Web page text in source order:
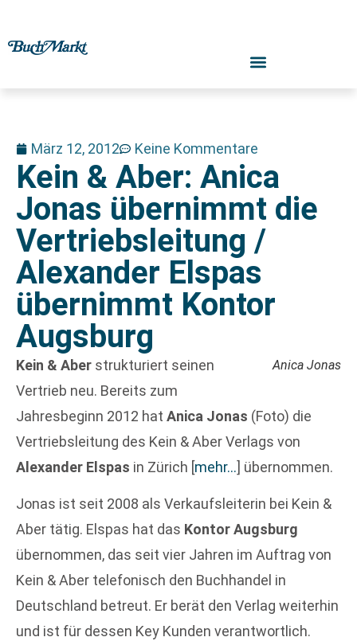
März 12, 2012 Keine Kommentare
Kein & Aber: Anica
Jonas übernimmt die
Vertriebsleitung /
Alexander Elspas
übernimmt Kontor
Augsburg
Anica Jonas
Kein & Aber strukturiert seinen
Vertrieb neu. Bereits zum
Jahresbeginn 2012 hat Anica Jonas (Foto) die
Vertriebsleitung des Kein & Aber Verlags von
Alexander Elspas in Zürich [mehr…] übernommen.
Jonas ist seit 2008 als Verkaufsleiterin bei Kein &
Aber tätig. Elspas hat das Kontor Augsburg
übernommen, das seit vier Jahren im Auftrag von
Kein & Aber telefonisch den Buchhandel in
Deutschland betreut. Er berät den Verlag weiterhin
und ist für dessen Key Kunden verantwortlich.